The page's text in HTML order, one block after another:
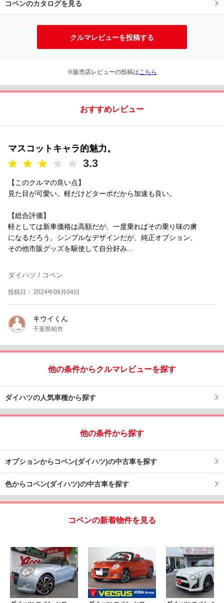
コペンのカタログを見る
クルマレビューを投稿する
※販売店レビューの投稿は こちら
おすすめレビュー
マスコットキャラ的魅力。
3.3
【このクルマの良い点】
見た目が可愛い。軽だけどターボだから加速も良い。
【総合評価】
軽としては新車価格は高額だが、一度乗ればその乗り味の虜
になるだろう。シンプルなデザインだが、純正オプション、
その他市販グッズを駆使して自分好み...
ダイハツ / コペン
投稿日： 2024年08月04日
キウイくん
千葉県柏市
他の条件からクルマレビューを探す
ダイハツの人気車種から探す
他の条件から探す
オプションからコペン(ダイハツ)の中古車を探す
色からコペン(ダイハツ)の中古車を探す
コペンの新着物件を見る